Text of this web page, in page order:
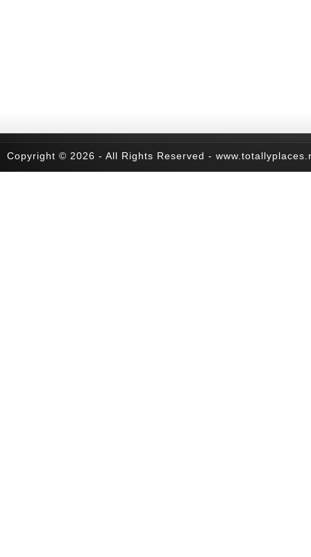
Copyright © 2026 - All Rights Reserved -